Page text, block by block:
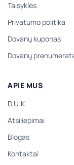
Taisyklės
Privatumo politika
Dovanų kuponas
Dovanų
APIE MUS
D.U.K.
Atsiliepimai
Blogas
Kontaktai